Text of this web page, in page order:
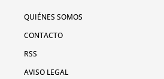
QUIÉNES SOMOS
CONTACTO
RSS
AVISO LEGAL